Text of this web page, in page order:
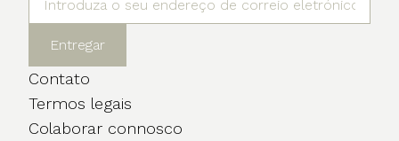
Entregar
Contato
Termos legais
Colaborar connosco